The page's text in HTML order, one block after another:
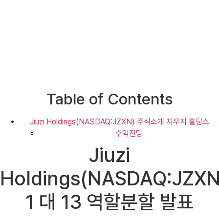
Table of Contents
Jiuzi Holdings(NASDAQ:JZXN) 주식소개 지우지 홀딩스
수익전망
Jiuzi
1 대 13 역할분할 발표